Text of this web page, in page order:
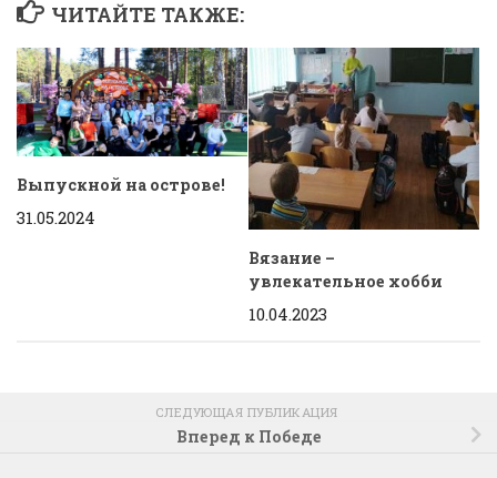
ЧИТАЙТЕ ТАКЖЕ:
Выпускной на острове!
31.05.2024
Вязание –
увлекательное хобби
10.04.2023
СЛЕДУЮЩАЯ ПУБЛИКАЦИЯ
Вперед к Победе